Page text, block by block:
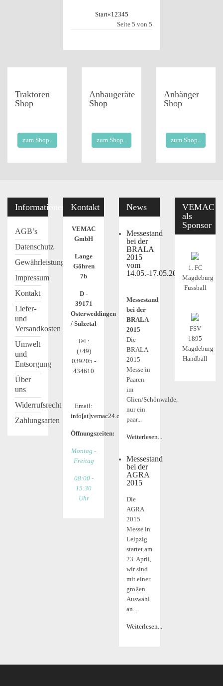
Start«12345
Seite 5 von 5
Traktoren
Shop
zum Shop..
Anbaugeräte
Shop
zum Shop..
Anhänger
Shop
zum Shop..
Informationen
AGB’s
Datenschutz
Gewährleistung
Impressum
Kontakt
Liefer-
und
Versandkosten
Umwelt
und
Entsorgung
Über
uns
Widerrufsrecht
Zahlungsarten
Kontakt
VEMAC
GmbH
Lange
Göhren
7b
D -
39171
Osterweddingen
/ Sülzetal
Tel.:
(+49)
039205 -
434610
Email:
info[at]vemac24.com
Öffnungszeiten:
Montag -
Freitag
08:00 -
15:30
Uhr
News
Messestand
bei der
BRALA
2015
vom
14.05.-17.05.2015
Messestand
bei der
BRALA
2015
Die
BRALA
2015
Messe in
Paaren
im
Glien/Schönwalde,
nur ein
paar...
Weiterlesen...
Messestand
bei der
AGRA
2015
Die
AGRA
2015
Messe in
Leipzig
startet am
23. April,
wir sind
mit einer
großen
Auswahl
an...
Weiterlesen...
VEMAC
als
Sponsor
1. FC
Magdeburg
Fussball
FSV
1895
Magdeburg
Handball